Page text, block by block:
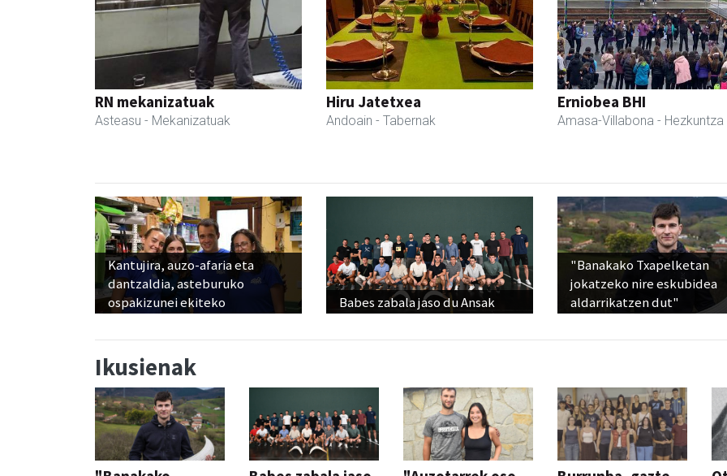
RN mekanizatuak
Asteasu - Mekanizatuak
Hiru Jatetxea
Andoain - Tabernak
Erniobea BHI
Amasa-Villabona - Hezkuntza
Kantujira, auzo-afaria eta
dantzaldia, asteburuko
ospakizunei ekiteko
Babes zabala jaso du Ansak
"Banakako Txapelketan
jokatzeko nire eskubidea
aldarrikatzen dut"
Ikusienak